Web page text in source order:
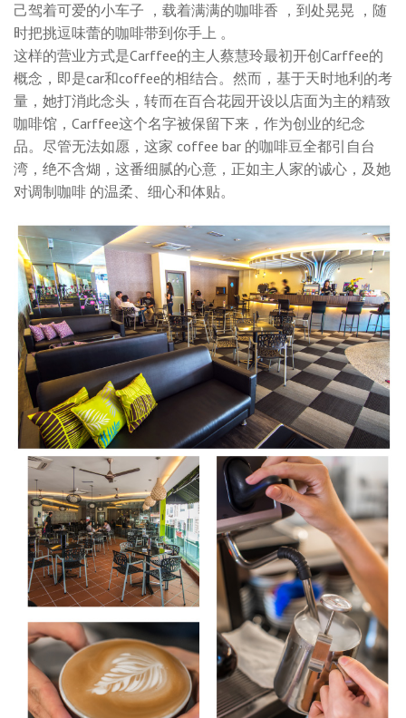
己驾着可爱的小车子 ，载着满满的咖啡香 ，到处晃晃 ，随
时把挑逗味蕾的咖啡带到你手上 。
这样的营业方式是Carffee的主人蔡慧玲最初开创Carffee的
概念，即是car和coffee的相结合。然而，基于天时地利的考
量，她打消此念头，转而在百合花园开设以店面为主的精致
咖啡馆，Carffee这个名字被保留下来，作为创业的纪念
品。尽管无法如愿，这家 coffee bar 的咖啡豆全都引自台
湾，绝不含煳，这番细腻的心意，正如主人家的诚心，及她
对调制咖啡 的温柔、细心和体贴。